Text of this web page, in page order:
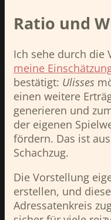
Ratio und
Ich sehe durch die
meine
bestätigt: Ulisses
einen weitere
generieren und
der eigenen
fördern. Das ist
Schachzug.
Die Vorstellung
erstellen, und
Adressatenkreis